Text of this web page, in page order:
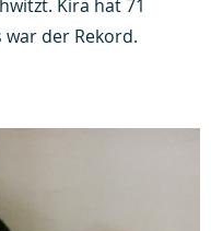
Kira hat 71
war der Rekord.